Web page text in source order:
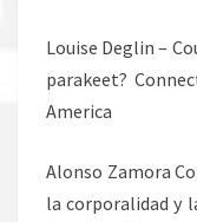
Louise Deglin –
parakeet?
America
Alonso Zamora
la corporalidad y